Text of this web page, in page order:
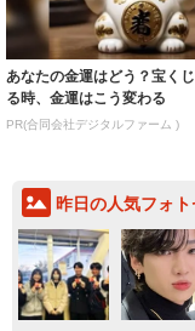
あなたの金運はどう？宝く
る時、金運はこう変わる
PR(合同会社デジタルファーム )
昨日の人気フォ